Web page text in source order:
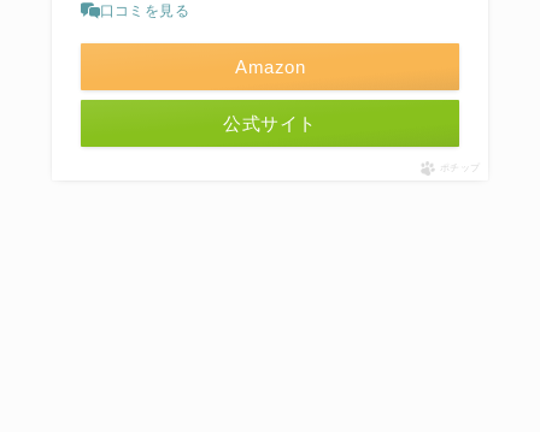
口コミを見る
Amazon
公式サイト
ポチップ